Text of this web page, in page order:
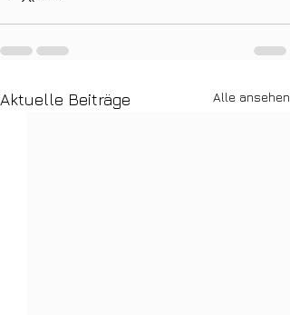
Aktuelle Beiträge Alle ansehen